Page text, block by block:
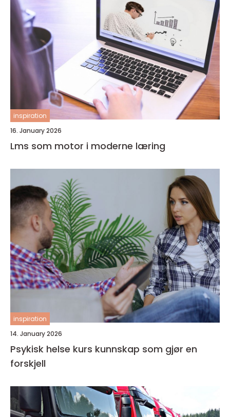
inspiration
16. January 2026
Lms som motor i moderne læring
inspiration
14. January 2026
Psykisk helse kurs kunnskap som gjør en
forskjell